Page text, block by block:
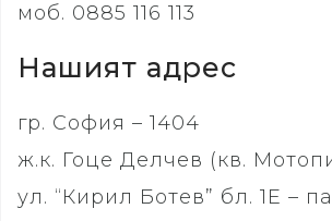
моб. 0885 116 113
Нашият адрес
гр. София – 1404
ж.к. Гоце Делчев (кв.
ул. “Кирил Ботев” бл. 1Е –